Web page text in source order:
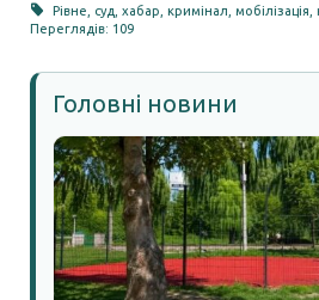
Рівне суд ,хабар ,кримінал ,мобілізація ,
Переглядів: 109
Головні новини